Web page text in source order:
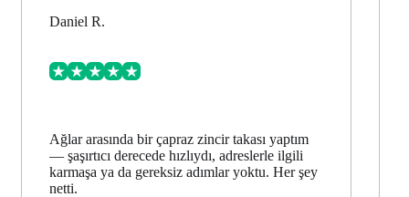
Daniel R.
Ağlar arasında bir çapraz zincir takası yaptım
— şaşırtıcı derecede hızlıydı, adreslerle ilgili
karmaşa ya da gereksiz adımlar yoktu. Her şey
netti.